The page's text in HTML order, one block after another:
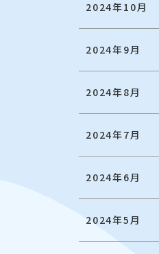
2024年10月
2024年9月
2024年8月
2024年7月
2024年6月
2024年5月